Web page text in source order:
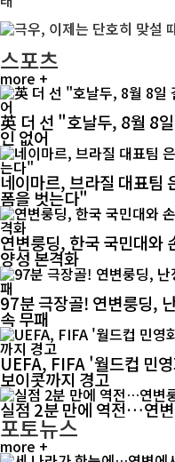
스포츠
more +
英 더 선 "호날두, 8월 8
인 없어
네이마르, 브라질 대표
폼을 벗는다"
연변룽딩, 한국 국민대와
양성 본격화
97분 극장골! 연변룽딩,
속 무패
UEFA, FIFA '월드컵 민
보이콧까지 경고
실점 2분 만에 역전…연
포토뉴스
more +